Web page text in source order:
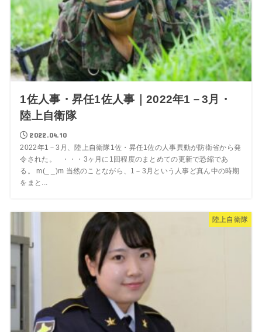
1佐人事・昇任1佐人事｜2022年1－3月・
陸上自衛隊
2022.04.10
2022年1－3月、陸上自衛隊1佐・昇任1佐の人事異動が防衛省から発
令された。 ・・・3ヶ月に1回程度のまとめての更新で恐縮であ
る。 m(_ _)m 当然のことながら、1－3月という人事ど真ん中の時期
をまと...
陸上自衛隊